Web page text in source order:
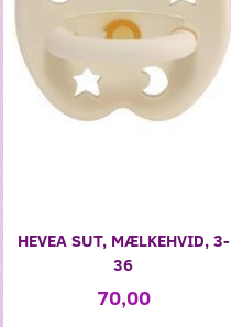
HEVEA SUT, MÆLKEHVID, 3-
36
70,00